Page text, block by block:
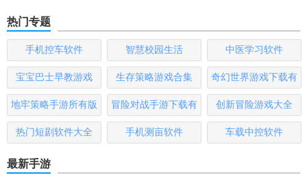
热门专题
手机控车软件 智慧校园生活 中医学习软件
宝宝巴士早教游戏 生存策略游戏合集
奇幻世界游戏下载有
哪些
地牢策略手游所有版
本
冒险对战手游下载有
哪些
创新冒险游戏大全
热门短剧软件大全 手机测亩软件 车载中控软件
最新手游